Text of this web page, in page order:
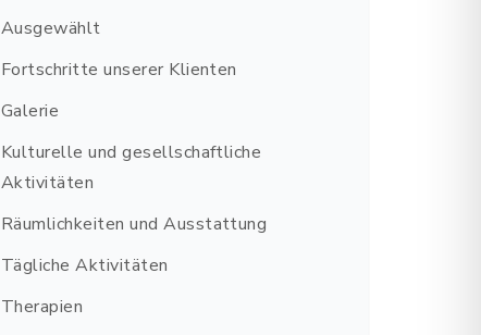
Ausgewählt
Fortschritte unserer Klienten
Galerie
Kulturelle und gesellschaftliche
Aktivitäten
Räumlichkeiten und Ausstattung
Tägliche Aktivitäten
Therapien